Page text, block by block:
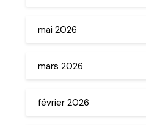
mai 2026
mars 2026
février 2026